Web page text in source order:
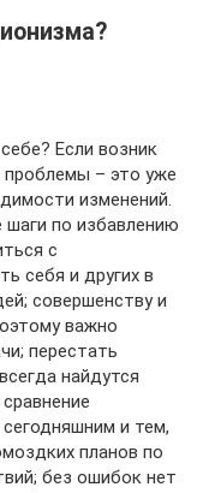
Если возник
проблемы – это уже
изменений.
по избавлению
с
себя и других в
совершенству и
важно
перестать
найдутся
и тем,
планов по
без ошибок нет